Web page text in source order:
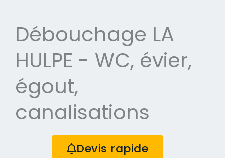
Débouchage LA
HULPE - WC, évier,
égout,
canalisations
Devis rapide